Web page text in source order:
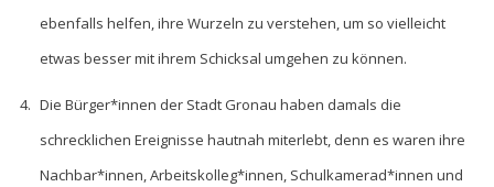
ebenfalls helfen, ihre Wurzeln zu verstehen, um so vielleicht
etwas besser mit ihrem Schicksal umgehen zu können.
Die Bürger*innen der Stadt Gronau haben damals die
schrecklichen Ereignisse hautnah miterlebt, denn es waren ihre
Nachbar*innen, Arbeitskolleg*innen, Schulkamerad*innen und